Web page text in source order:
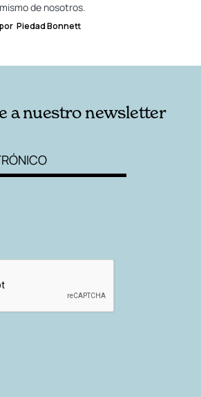
mismo de nosotros.
por Piedad Bonnett
a nuestro newsletter